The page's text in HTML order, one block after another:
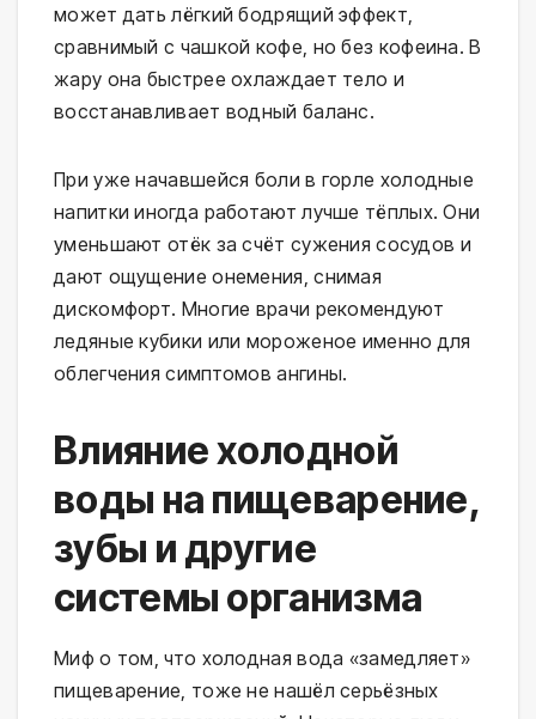
может дать лёгкий бодрящий эффект,
сравнимый с чашкой кофе, но без кофеина. В
жару она быстрее охлаждает тело и
восстанавливает водный баланс.
При уже начавшейся боли в горле холодные
напитки иногда работают лучше тёплых. Они
уменьшают отёк за счёт сужения сосудов и
дают ощущение онемения, снимая
дискомфорт. Многие врачи рекомендуют
ледяные кубики или мороженое именно для
облегчения симптомов ангины.
Влияние холодной
воды на пищеварение,
зубы и другие
системы организма
Миф о том, что холодная вода «замедляет»
пищеварение, тоже не нашёл серьёзных